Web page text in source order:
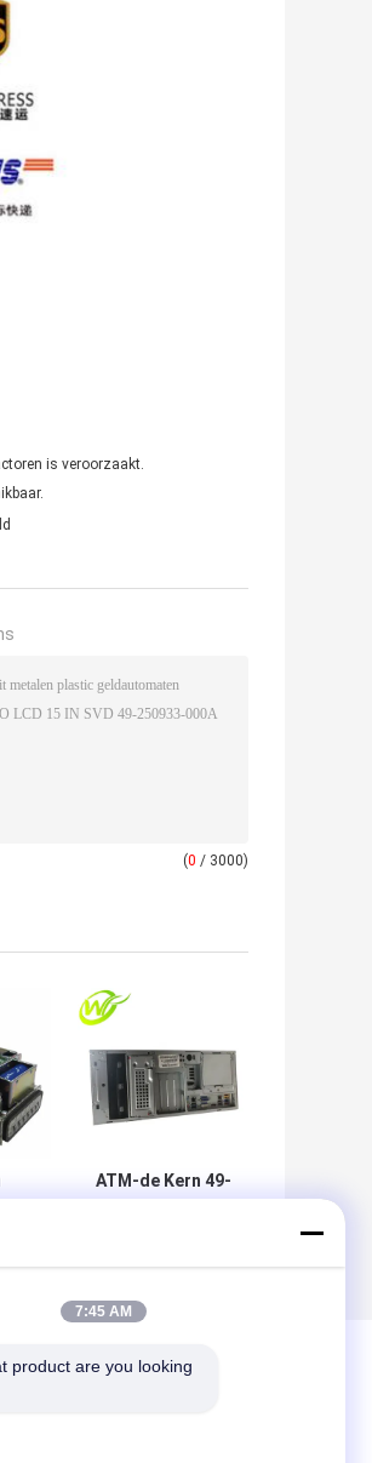
is veroorzaakt.
(0 / 3000)
de
ATM-de Kern 49-
Opteva 2.9GHZ
7:45 AM
product are you looking